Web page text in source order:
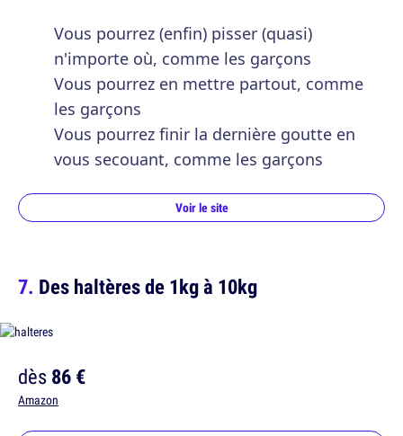
Vous pourrez (enfin) pisser (quasi)
n'importe où, comme les garçons
Vous pourrez en mettre partout, comme
les garçons
Vous pourrez finir la dernière goutte en
vous secouant, comme les garçons
Voir le site
Des haltères de 1kg à 10kg
dès86 €
Amazon